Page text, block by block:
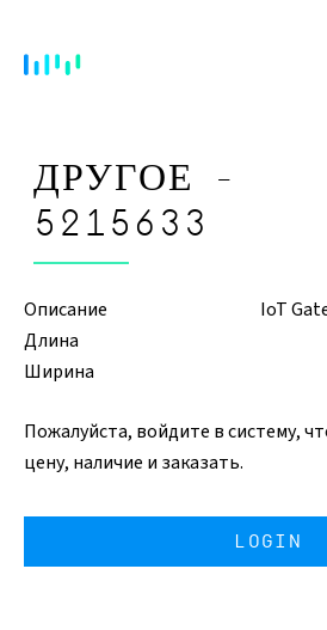
ДРУГОЕ -
5215633
Описание
IoT
Длина
Ширина
Пожалуйста, войдите в систему,
цену, наличие и заказать.
LOGIN